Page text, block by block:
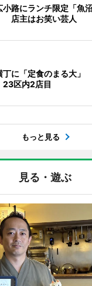
小路にランチ限定「魚
店主はお笑い芸人
丁に「定食のまる大」
23区内2店目
もっと見る
見る・遊ぶ